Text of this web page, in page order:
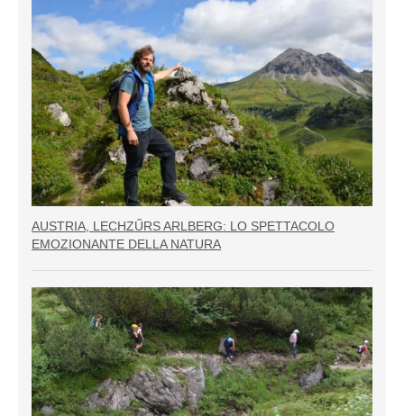
AUSTRIA, LECHZŰRS ARLBERG: LO SPETTACOLO
EMOZIONANTE DELLA NATURA